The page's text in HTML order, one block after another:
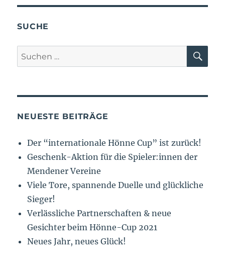
SUCHE
NEUESTE BEITRÄGE
Der “internationale Hönne Cup” ist zurück!
Geschenk-Aktion für die Spieler:innen der
Mendener Vereine
Viele Tore, spannende Duelle und glückliche
Sieger!
Verlässliche Partnerschaften & neue
Gesichter beim Hönne-Cup 2021
Neues Jahr, neues Glück!